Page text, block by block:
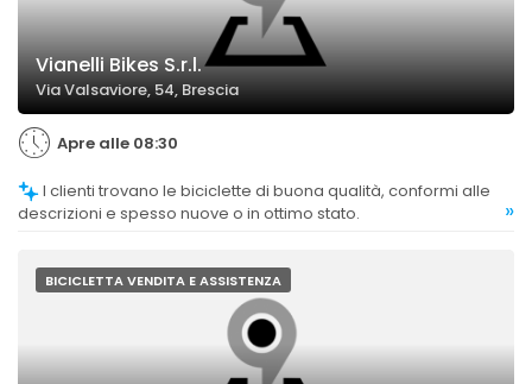
Vianelli Bikes S.r.l.
Via Valsaviore, 54, Brescia
Apre alle 08:30
descrizioni e spesso nuove o in ottimo stato.
»
BICICLETTA VENDITA E ASSISTENZA